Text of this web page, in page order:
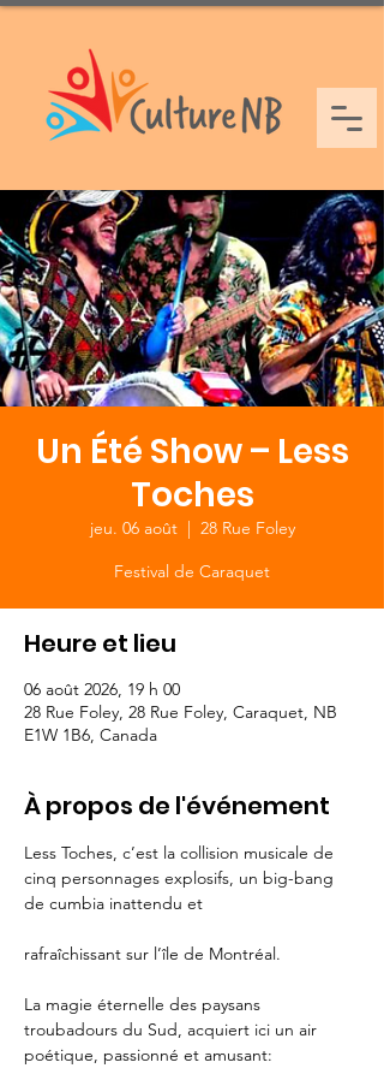
Un Été Show – Less
Toches
jeu. 06 août
  |
28 Rue Foley
Festival de Caraquet
Heure et lieu
06 août 2026, 19 h 00
28 Rue Foley, 28 Rue Foley, Caraquet, NB
E1W 1B6, Canada
À propos de l'événement
Less Toches, c’est la collision musicale de
cinq personnages explosifs, un big-bang
de cumbia inattendu et
rafraîchissant sur l’île de Montréal.
La magie éternelle des paysans
troubadours du Sud, acquiert ici un air
poétique, passionné et amusant: